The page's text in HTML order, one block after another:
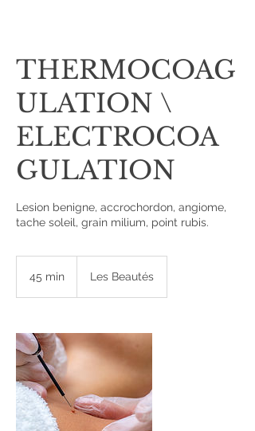
THERMOCOAG
ULATION \
ELECTROCOA
GULATION
Lesion benigne, accrochordon, angiome,
tache soleil, grain milium, point rubis.
45 min
n
Les Beautés